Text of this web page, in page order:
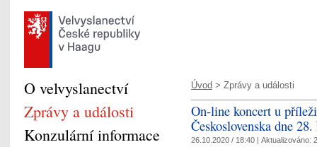
Úvod > Zprávy a události
On-line koncert u
Československa dne
26.10.2020 / 18:40 | Aktualizováno:
O velvyslanectví
Zprávy a události
Konzulární informace